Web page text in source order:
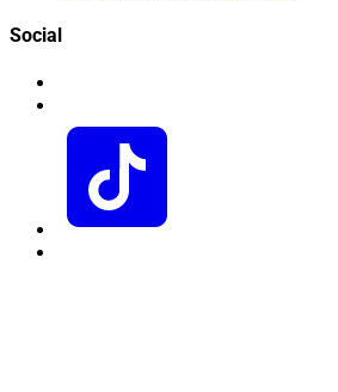
Social